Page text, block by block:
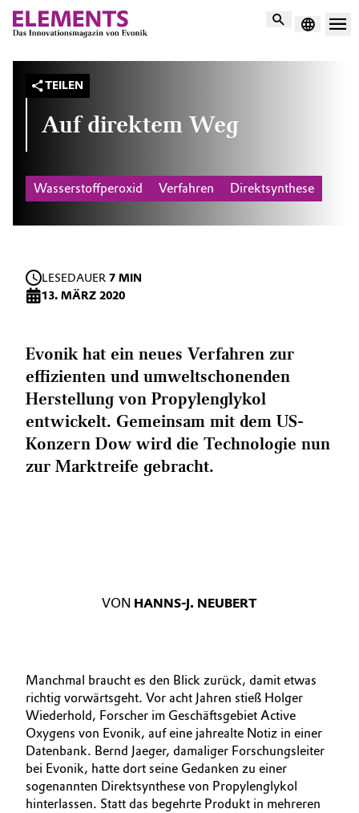
Suche
TEILEN
Auf direktem Weg
Wasserstoffperoxid Verfahren Direktsynthese
LESEDAUER 7 MIN
13. MÄRZ 2020
Evonik hat ein neues Verfahren zur
effizienten und umweltschonenden
Herstellung von Propylenglykol
entwickelt. Gemeinsam mit dem US-
Konzern Dow wird die Technologie nun
zur Marktreife gebracht.
VON HANNS-J. NEUBERT
Manchmal braucht es den Blick zurück, damit etwas
richtig vorwärtsgeht. Vor acht Jahren stieß Holger
Wiederhold, Forscher im Geschäftsgebiet Active
Oxygens von Evonik, auf eine jahrealte Notiz in einer
Datenbank. Bernd Jaeger, damaliger Forschungsleiter
bei Evonik, hatte dort seine Gedanken zu einer
sogenannten Direktsynthese von Propylenglykol
hinterlassen. Statt das begehrte Produkt in mehreren